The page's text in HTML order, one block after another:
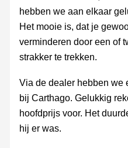
hebben we aan elkaar
Het mooie is, dat je
verminderen door een of
strakker te trekken.
Via de dealer hebben we
bij Carthago. Gelukkig
hoofdprijs voor. Het
hij er was.